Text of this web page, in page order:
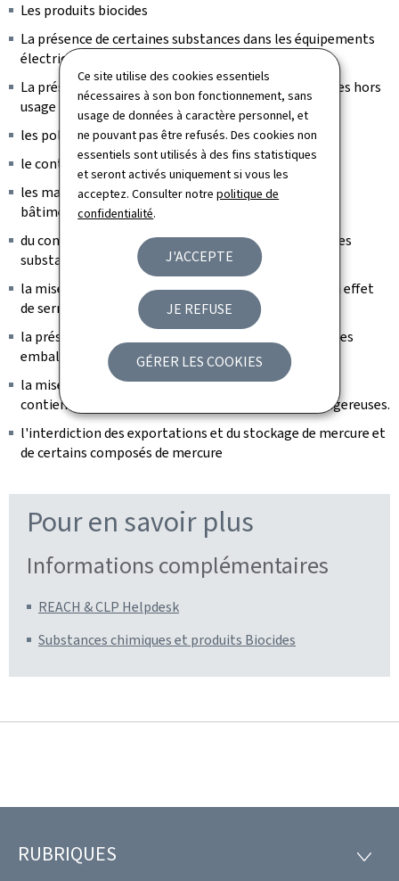
Ce site utilise des cookies essentiels
nécessaires à son bon fonctionnement, sans
usage de données à caractère personnel, et
ne pouvant pas être refusés. Des cookies non
essentiels sont utilisés à des fins statistiques
et seront activés uniquement si vous les
acceptez. Consulter notrepolitique de
confidentialité.
J'ACCEPTE
JE REFUSE
GÉRER LES COOKIES
Les produits biocides
La présence de certaines substances dans les équipements
électriques et électroniques (RoHs)
La présence de certaines substances dans les véhicules hors
usage
les polluants organiques persistants,
le contrôle de certains vernis et peintures,
les matériels destinés à être utilisés à l'extérieur des
bâtiments,
du contrôle des produits émettant en permanence des
substances appauvrissant la couche d'ozone,
la mise sur le marché de produits émettant des gaz à effet
de serre fluorés,
la présence de certaines substances chimiques dans les
emballages,
la mise sur le marché de piles et d'accumulateurs qui
contiennent de faibles quantités de substances dangereuses.
l'interdiction des exportations et du stockage de mercure et
de certains composés de mercure
Pour en savoir plus
Informations complémentaires
REACH & CLP Helpdesk
Substances chimiques et produits Biocides
Pied
RUBRIQUES